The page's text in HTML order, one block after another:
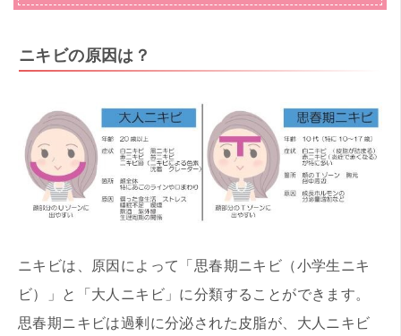
ニキビの原因は？
ニキビは、原因によって「思春期ニキビ（小学生ニキ
ビ）」と「大人ニキビ」に分類することができます。
思春期ニキビは過剰に分泌された皮脂が、大人ニキビ